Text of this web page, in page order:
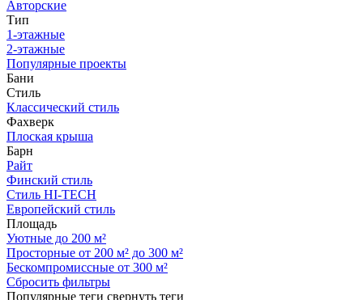
Авторские
Тип
1-этажные
2-этажные
Популярные проекты
Бани
Стиль
Классический стиль
Фахверк
Плоская крыша
Барн
Райт
Финский стиль
Стиль HI-TECH
Европейский стиль
Площадь
Уютные до 200 м²
Просторные от 200 м² до 300 м²
Бескомпромиссные от 300 м²
Сбросить фильтры
Популярные теги свернуть теги